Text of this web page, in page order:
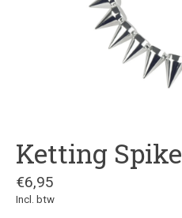
Ketting Spike
€6,95
Incl. btw